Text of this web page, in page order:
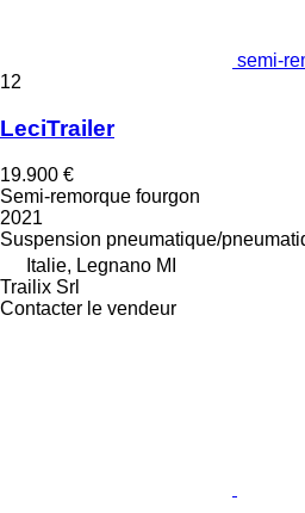
semi-
12
LeciTrailer
19.900 €
Semi-remorque fourgon
2021
Suspension pneumatique/
Italie, Legnano MI
Trailix Srl
Contacter le vendeur